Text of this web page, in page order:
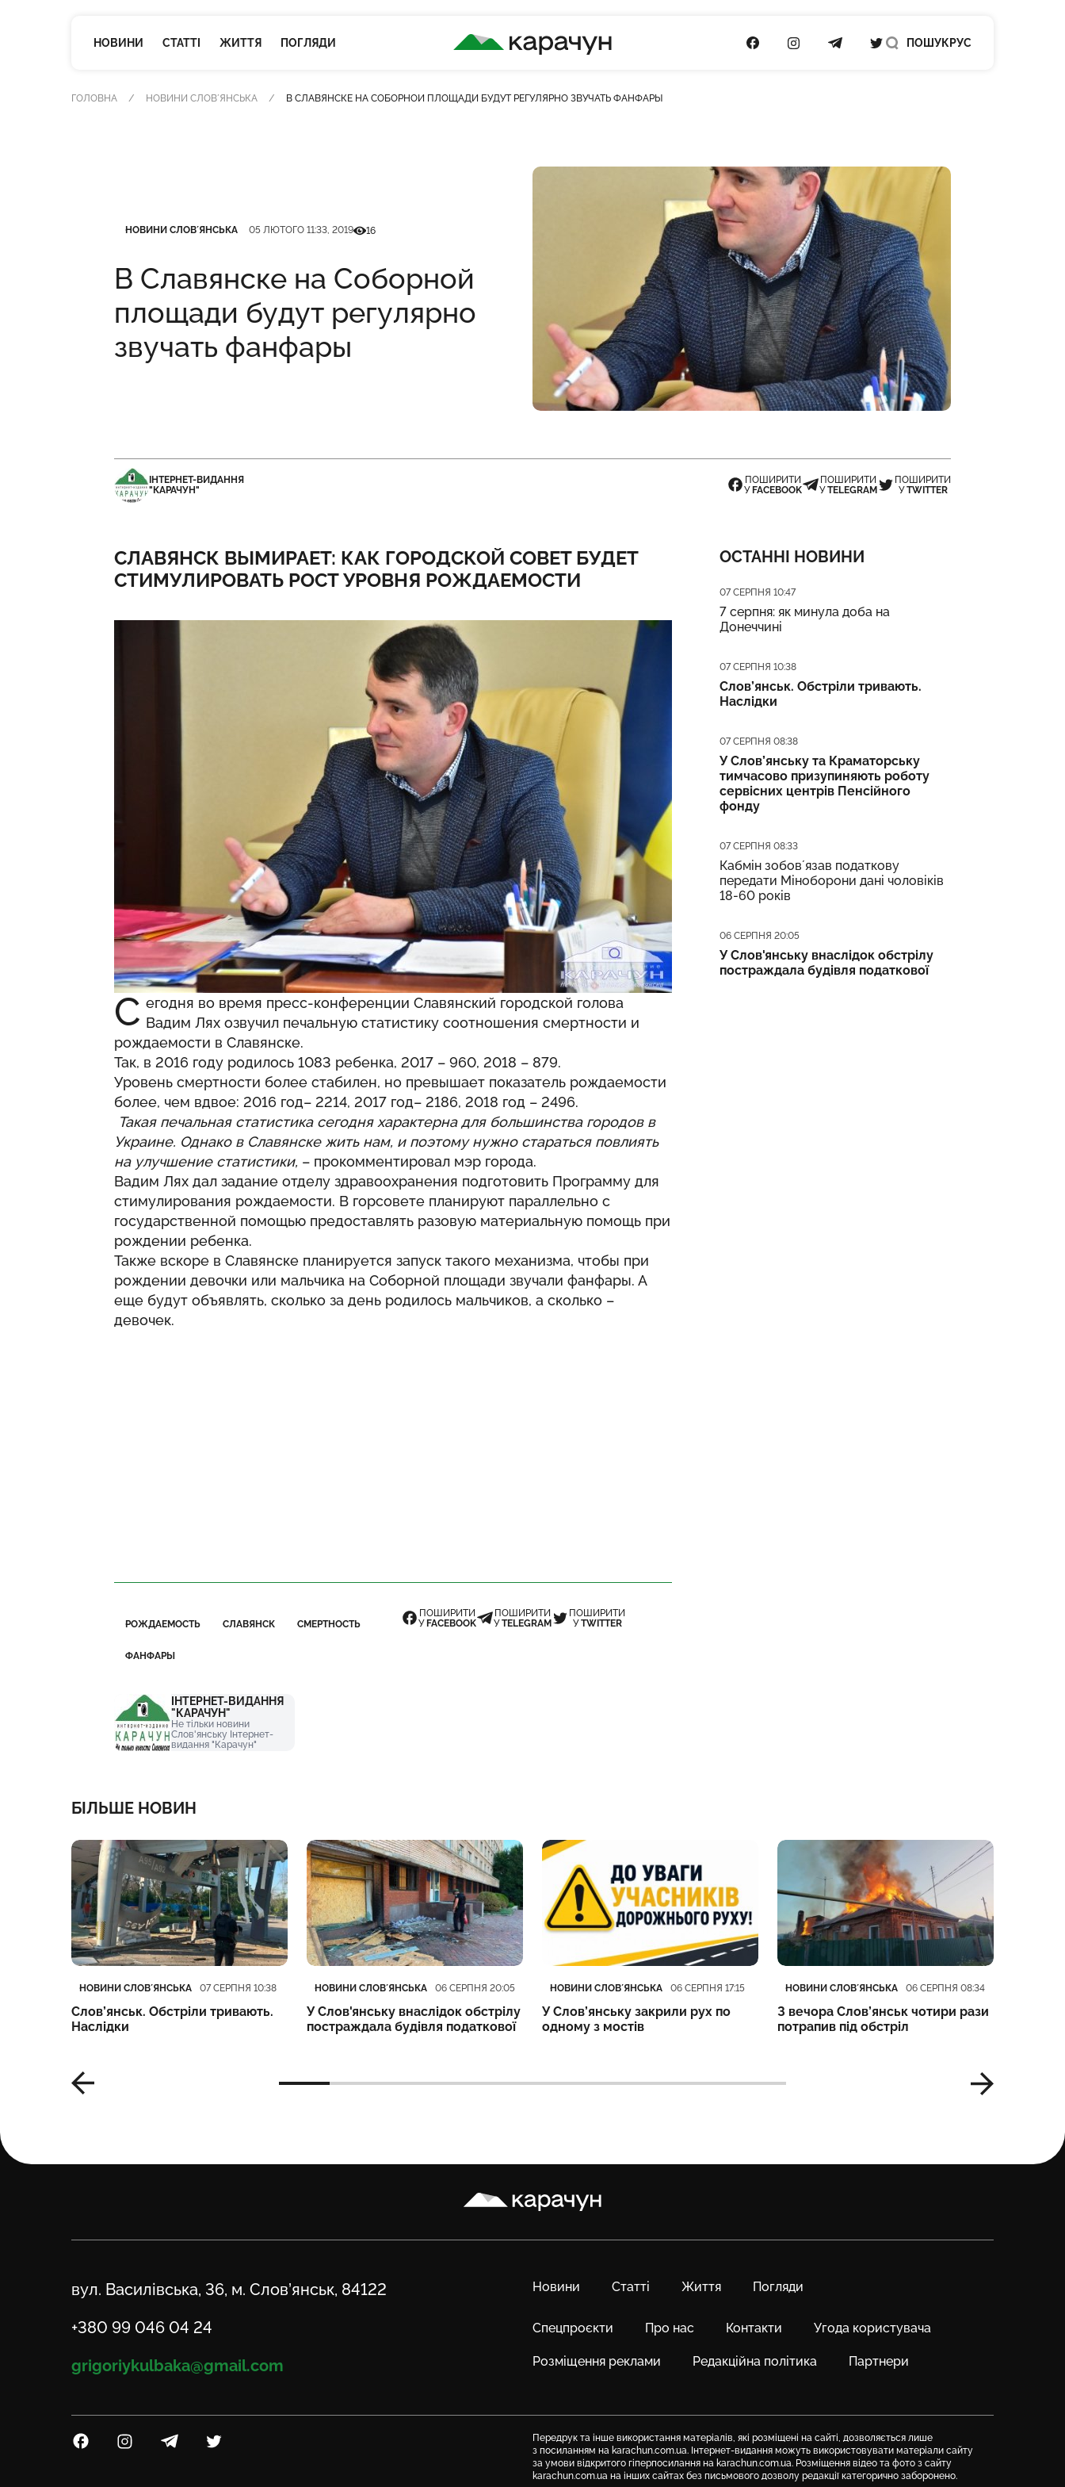
НОВИНИ СТАТТІ ЖИТТЯ ПОГЛЯДИ
КАРАЧУН
ПОСИЛАННЯ НА FACEBOOK
ПОСИЛАННЯ НА INSTAGRAM
ПОСИЛАННЯ НА TELEGRAM
ПОСИЛАННЯ НА TWITTER
ПОШУК РУС
ГОЛОВНА НОВИНИ СЛОВʼЯНСЬКА В СЛАВЯНСКЕ НА СОБОРНОЙ ПЛОЩАДИ БУДУТ РЕГУЛЯРНО ЗВУЧАТЬ ФАНФАРЫ
НОВИНИ СЛОВʼЯНСЬКА 05 ЛЮТОГО 11:33, 2019Кількість переглядів
16
В Славянске на Соборной
площади будут регулярно
звучать фанфары
ІНТЕРНЕТ-ВИДАННЯ
"КАРАЧУН"
ПОШИРИТИ
У FACEBOOK
ПОШИРИТИ
УTELEGRAM
ПОШИРИТИ
УTWITTER
СЛАВЯНСК ВЫМИРАЕТ: КАК ГОРОДСКОЙ СОВЕТ БУДЕТ
СТИМУЛИРОВАТЬ РОСТ УРОВНЯ РОЖДАЕМОСТИ
С егодня во время пресс-конференции Славянский городской голова
Вадим Лях озвучил печальную статистику соотношения смертности и
рождаемости в Славянске.
Так, в 2016 году родилось 1083 ребенка, 2017 – 960, 2018 – 879.
Уровень смертности более стабилен, но превышает показатель рождаемости
более, чем вдвое: 2016 год– 2214, 2017 год– 2186, 2018 год – 2496.
Такая печальная статистика сегодня характерна для большинства городов в
Украине. Однако в Славянске жить нам, и поэтому нужно стараться повлиять
на улучшение статистики, – прокомментировал мэр города.
Вадим Лях дал задание отделу здравоохранения подготовить Программу для
стимулирования рождаемости. В горсовете планируют параллельно с
государственной помощью предоставлять разовую материальную помощь при
рождении ребенка.
Также вскоре в Славянске планируется запуск такого механизма, чтобы при
рождении девочки или мальчика на Соборной площади звучали фанфары. А
еще будут объявлять, сколько за день родилось мальчиков, а сколько –
девочек.
РОЖДАЕМОСТЬ СЛАВЯНСК СМЕРТНОСТЬ
ФАНФАРЫ
ПОШИРИТИ
У FACEBOOK
ПОШИРИТИ
УTELEGRAM
ПОШИРИТИ
УTWITTER
ІНТЕРНЕТ-ВИДАННЯ
"КАРАЧУН"
Не тільки новини
Слов'янську Інтернет-
видання "Карачун"
ОСТАННІ НОВИНИ
Дата публікації
07 СЕРПНЯ 10:47
7 серпня: як минула доба на
Донеччині
Дата публікації
07 СЕРПНЯ 10:38
Слов’янськ. Обстріли тривають.
Наслідки
Дата публікації
07 СЕРПНЯ 08:38
У Слов’янську та Краматорську
тимчасово призупиняють роботу
сервісних центрів Пенсійного
фонду
Дата публікації
07 СЕРПНЯ 08:33
Кабмін зобовʼязав податкову
передати Міноборони дані чоловіків
18-60 років
Дата публікації
06 СЕРПНЯ 20:05
У Слов'янську внаслідок обстрілу
постраждала будівля податкової
БІЛЬШЕ НОВИН
Категорія
НОВИНИ СЛОВʼЯНСЬКА
Дата публікації 07 СЕРПНЯ 10:38
Слов’янськ. Обстріли тривають.
Наслідки
Категорія
НОВИНИ СЛОВʼЯНСЬКА
Дата публікації 06 СЕРПНЯ 20:05
У Слов'янську внаслідок обстрілу
постраждала будівля податкової
Категорія
НОВИНИ СЛОВʼЯНСЬКА
Дата публікації 06 СЕРПНЯ 17:15
У Слов’янську закрили рух по
одному з мостів
Категорія
НОВИНИ СЛОВʼЯНСЬКА
Дата публікації 06 СЕРПНЯ 08:34
З вечора Слов’янськ чотири рази
потрапив під обстріл
Карачун
Новини Статті Життя Погляди
Спецпроєкти Про нас Контакти Угода користувача
Розміщення реклами Редакційна політика Партнери
Адреса
вул. Василівська, 36, м. Слов’янськ, 84122
Телефон
+380 99 046 04 24
Email
grigoriykulbaka@gmail.com
Посилання на Facebook
Посилання на Instagram
Посилання на Telegram
Посилання на Twitter
Передрук та інше використання матеріалів, які розміщені на сайті, дозволяється лише
з посиланням на karachun.com.ua. Інтернет-видання можуть використовувати матеріали сайту
за умови відкритого гіперпосилання на karachun.com.ua. Розміщення відео та фото з сайту
karachun.com.ua на інших сайтах без письмового дозволу редакції категорично заборонено.